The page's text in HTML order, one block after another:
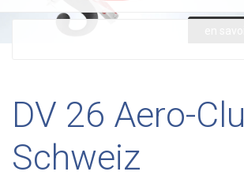
DV 26 Aero-
Schweiz